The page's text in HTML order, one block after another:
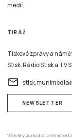
médií.
TIRÁŽ
Tiskové zprávy a
Stisk, Rádio Stisk a TV
email
NEWSLETTER
Všechny žurnalistické